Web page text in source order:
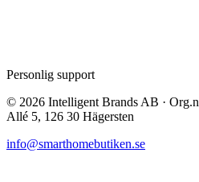
Personlig support
© 2026 Intelligent Brands AB ·
Allé 5, 126 30 Hägersten
info@smarthomebutiken.se